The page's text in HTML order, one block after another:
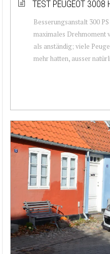
TEST PEUGEOT 3008
Besserungsanstalt 300
maximales Drehmoment
als anständig; viele
mehr hatten, ausser